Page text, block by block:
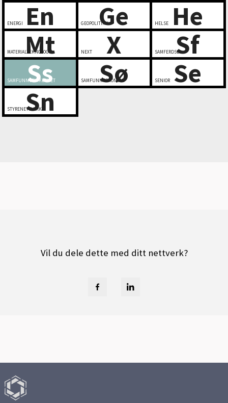
En
ENERGI Ge
GEOPOLITIKK He
HELSE
Mt
MATERIALTEKNOLOGI X
NEXT Sf
SAMFERDSEL
Ss
SAMFUNNSSIKKERHET Sø
SAMFUNNSØKONOMI Se
SENIOR
Sn
STYRENETTVERK
Vil du dele dette med ditt nettverk?